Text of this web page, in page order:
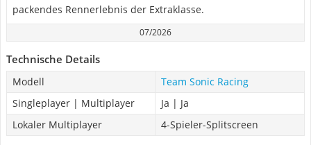
packendes Rennerlebnis der Extraklasse.
07/2026
Technische Details
Modell
Team Sonic Racing
Singleplayer | Multiplayer
Ja | Ja
Lokaler Multiplayer
4-Spieler-Splitscreen